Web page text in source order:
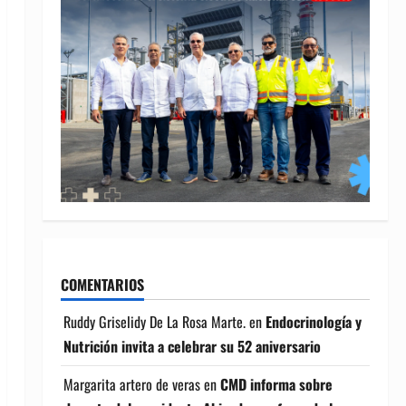
COMENTARIOS
Ruddy Griselidy De La Rosa Marte.en Endocrinología y
Nutrición invita a celebrar su 52 aniversario
Margarita artero de verasenCMD informa sobre